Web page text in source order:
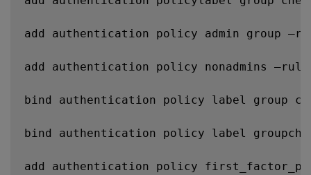
add authentication policy admin group
add authentication policy nonadmins
bind authentication policy label group
bind authentication policy label
add authentication policy